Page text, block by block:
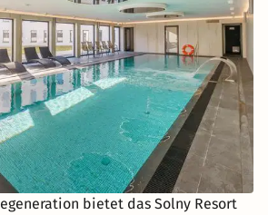
bietet das Solny Resort